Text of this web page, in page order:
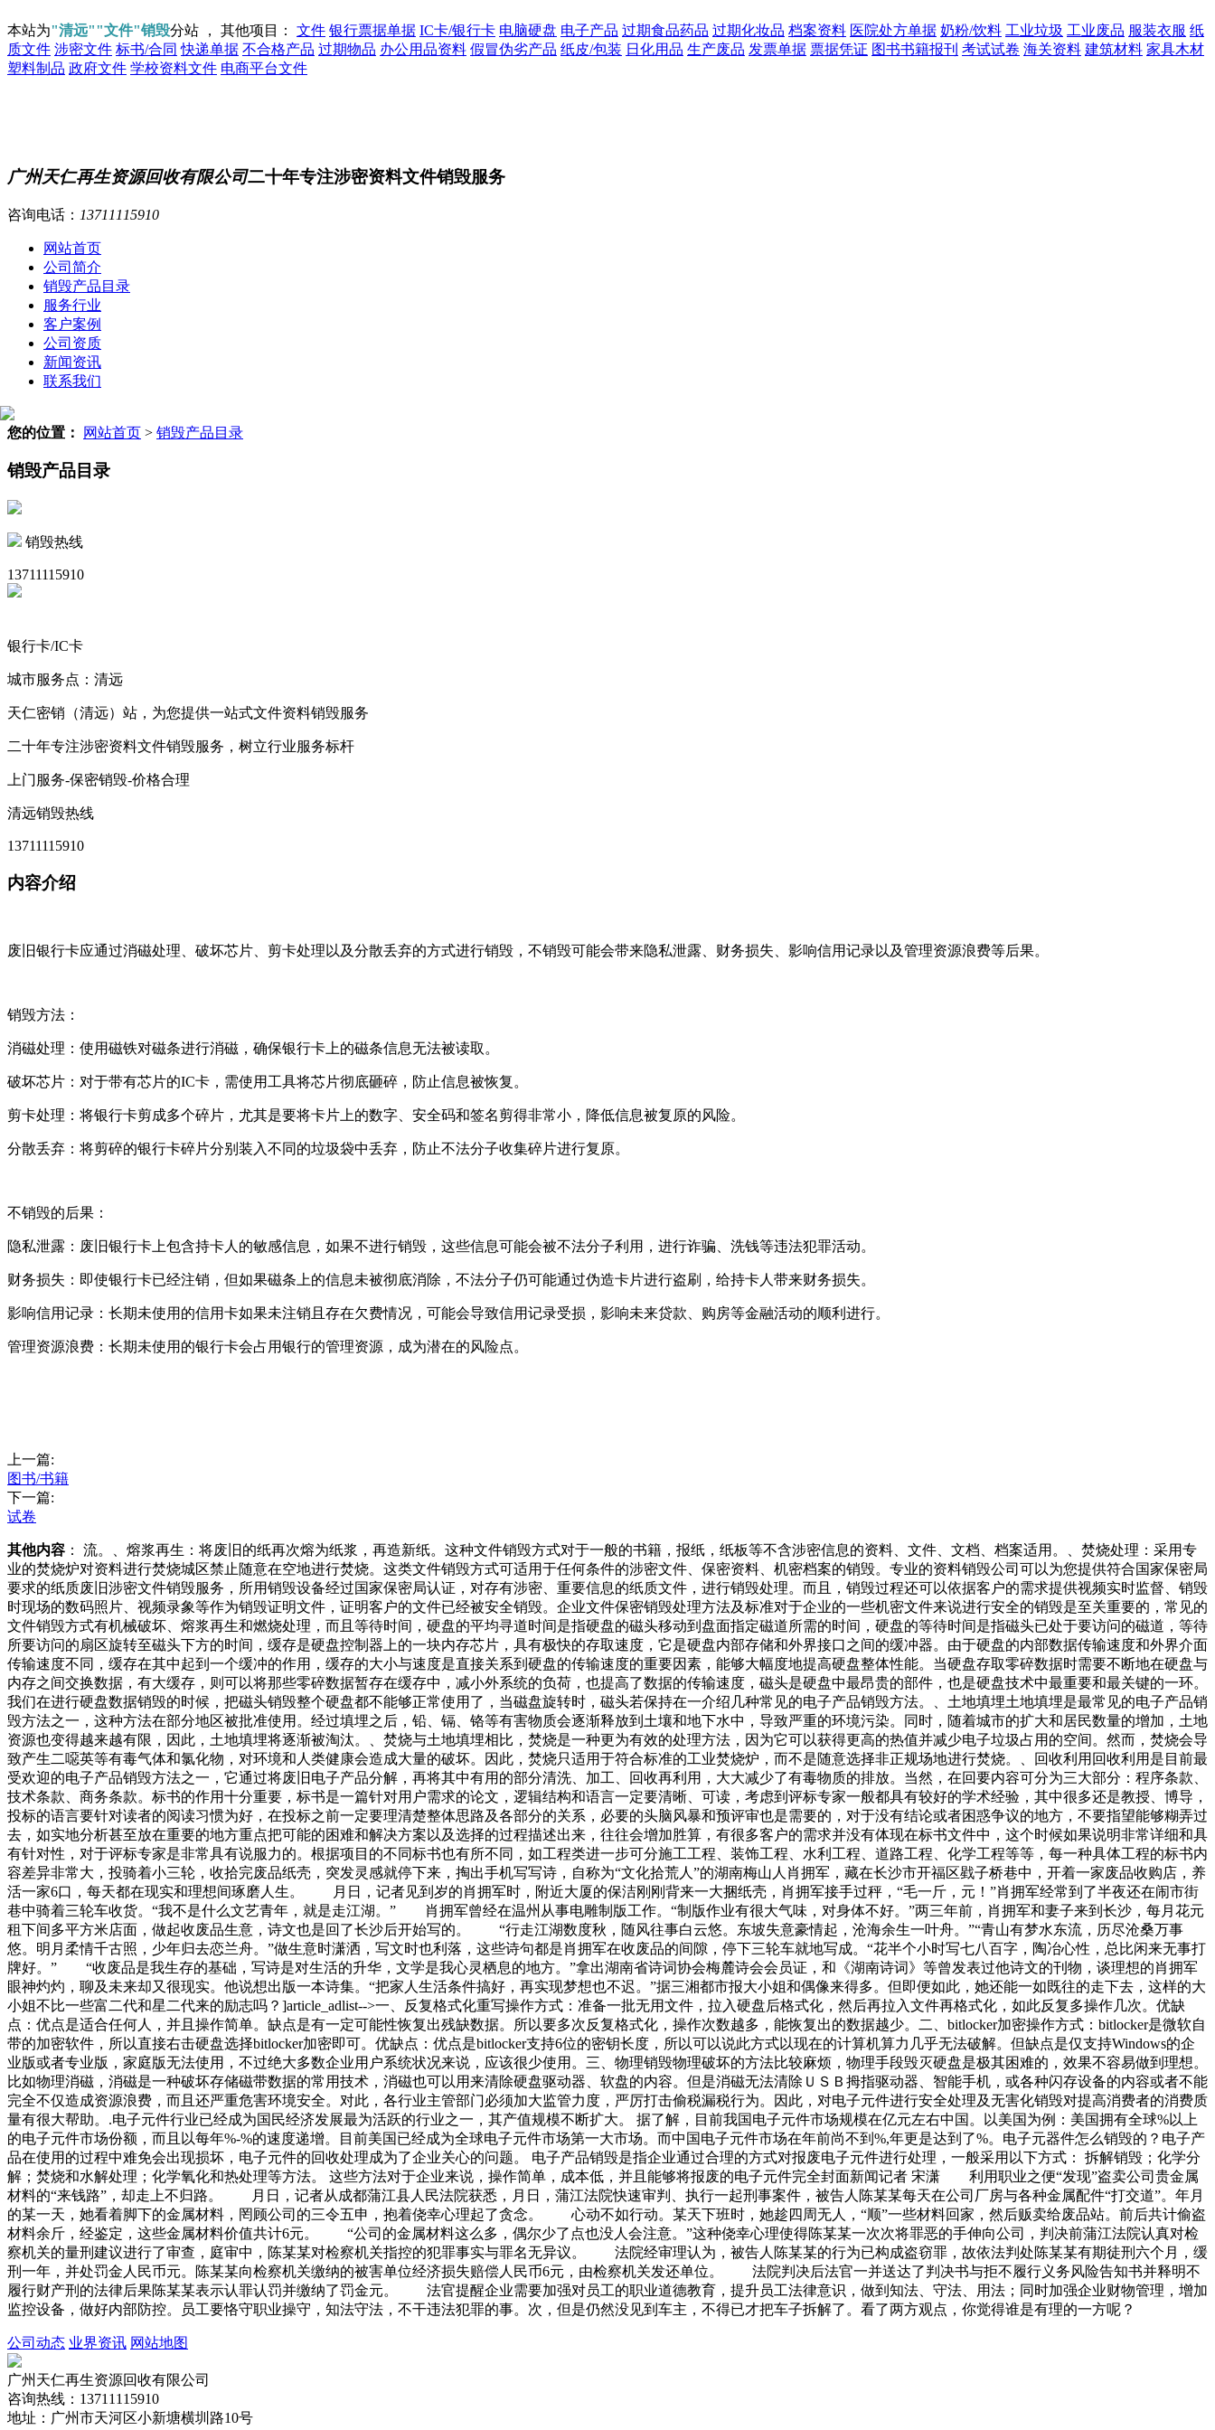
本站为"清远""文件"销毁分站 ， 其他项目： 文件 银行票据单据 IC卡/银行卡 电脑硬盘 电子产品 过期食品药品 过期化妆品 档案资料 医院处方单据 奶粉/饮料 工业垃圾 工业废品 服装衣服 纸
质文件 涉密文件 标书/合同 快递单据 不合格产品 过期物品 办公用品资料 假冒伪劣产品 纸皮/包装 日化用品 生产废品 发票单据 票据凭证 图书书籍报刊 考试试卷 海关资料 建筑材料 家具木材
塑料制品 政府文件 学校资料文件 电商平台文件
广州天仁再生资源回收有限公司二十年专注涉密资料文件销毁服务
咨询电话： 13711115910
网站首页
公司简介
销毁产品目录
服务行业
客户案例
公司资质
新闻资讯
联系我们
您的位置： 网站首页 > 销毁产品目录
销毁产品目录
销毁热线
13711115910
银行卡/IC卡
城市服务点：清远
天仁密销（清远）站，为您提供一站式文件资料销毁服务
二十年专注涉密资料文件销毁服务，树立行业服务标杆
上门服务-保密销毁-价格合理
清远销毁热线
13711115910
内容介绍
废旧银行卡应通过消磁处理、破坏芯片、剪卡处理以及分散丢弃的方式进行销毁，不销毁可能会带来隐私泄露、财务损失、影响信用记录以及管理资源浪费等后果。
销毁方法：
消磁处理：使用磁铁对磁条进行消磁，确保银行卡上的磁条信息无法被读取。
破坏芯片：对于带有芯片的IC卡，需使用工具将芯片彻底砸碎，防止信息被恢复。
剪卡处理：将银行卡剪成多个碎片，尤其是要将卡片上的数字、安全码和签名剪得非常小，降低信息被复原的风险。
分散丢弃：将剪碎的银行卡碎片分别装入不同的垃圾袋中丢弃，防止不法分子收集碎片进行复原。
不销毁的后果：
隐私泄露：废旧银行卡上包含持卡人的敏感信息，如果不进行销毁，这些信息可能会被不法分子利用，进行诈骗、洗钱等违法犯罪活动。
财务损失：即使银行卡已经注销，但如果磁条上的信息未被彻底消除，不法分子仍可能通过伪造卡片进行盗刷，给持卡人带来财务损失。
影响信用记录：长期未使用的信用卡如果未注销且存在欠费情况，可能会导致信用记录受损，影响未来贷款、购房等金融活动的顺利进行。
管理资源浪费：长期未使用的银行卡会占用银行的管理资源，成为潜在的风险点。
上一篇:
图书/书籍
下一篇:
试卷
其他内容 ： 流。、熔浆再生：将废旧的纸再次熔为纸浆，再造新纸。这种文件销毁方式对于一般的书籍，报纸，纸板等不含涉密信息的资料、文件、文档、档案适用。、焚烧处理：采用专
业的焚烧炉对资料进行焚烧城区禁止随意在空地进行焚烧。这类文件销毁方式可适用于任何条件的涉密文件、保密资料、机密档案的销毁。专业的资料销毁公司可以为您提供符合国家保密局
要求的纸质废旧涉密文件销毁服务，所用销毁设备经过国家保密局认证，对存有涉密、重要信息的纸质文件，进行销毁处理。而且，销毁过程还可以依据客户的需求提供视频实时监督、销毁
时现场的数码照片、视频录象等作为销毁证明文件，证明客户的文件已经被安全销毁。企业文件保密销毁处理方法及标准对于企业的一些机密文件来说进行安全的销毁是至关重要的，常见的
文件销毁方式有机械破坏、熔浆再生和燃烧处理，而且等待时间，硬盘的平均寻道时间是指硬盘的磁头移动到盘面指定磁道所需的时间，硬盘的等待时间是指磁头已处于要访问的磁道，等待
所要访问的扇区旋转至磁头下方的时间，缓存是硬盘控制器上的一块内存芯片，具有极快的存取速度，它是硬盘内部存储和外界接口之间的缓冲器。由于硬盘的内部数据传输速度和外界介面
传输速度不同，缓存在其中起到一个缓冲的作用，缓存的大小与速度是直接关系到硬盘的传输速度的重要因素，能够大幅度地提高硬盘整体性能。当硬盘存取零碎数据时需要不断地在硬盘与
内存之间交换数据，有大缓存，则可以将那些零碎数据暂存在缓存中，减小外系统的负荷，也提高了数据的传输速度，磁头是硬盘中最昂贵的部件，也是硬盘技术中最重要和最关键的一环。
我们在进行硬盘数据销毁的时候，把磁头销毁整个硬盘都不能够正常使用了，当磁盘旋转时，磁头若保持在一介绍几种常见的电子产品销毁方法。、土地填埋土地填埋是最常见的电子产品销
毁方法之一，这种方法在部分地区被批准使用。经过填埋之后，铅、镉、铬等有害物质会逐渐释放到土壤和地下水中，导致严重的环境污染。同时，随着城市的扩大和居民数量的增加，土地
资源也变得越来越有限，因此，土地填埋将逐渐被淘汰。、焚烧与土地填埋相比，焚烧是一种更为有效的处理方法，因为它可以获得更高的热值并减少电子垃圾占用的空间。然而，焚烧会导
致产生二噁英等有毒气体和氯化物，对环境和人类健康会造成大量的破坏。因此，焚烧只适用于符合标准的工业焚烧炉，而不是随意选择非正规场地进行焚烧。、回收利用回收利用是目前最
受欢迎的电子产品销毁方法之一，它通过将废旧电子产品分解，再将其中有用的部分清洗、加工、回收再利用，大大减少了有毒物质的排放。当然，在回要内容可分为三大部分：程序条款、
技术条款、商务条款。标书的作用十分重要，标书是一篇针对用户需求的论文，逻辑结构和语言一定要清晰、可读，考虑到评标专家一般都具有较好的学术经验，其中很多还是教授、博导，
投标的语言要针对读者的阅读习惯为好，在投标之前一定要理清楚整体思路及各部分的关系，必要的头脑风暴和预评审也是需要的，对于没有结论或者困惑争议的地方，不要指望能够糊弄过
去，如实地分析甚至放在重要的地方重点把可能的困难和解决方案以及选择的过程描述出来，往往会增加胜算，有很多客户的需求并没有体现在标书文件中，这个时候如果说明非常详细和具
有针对性，对于评标专家是非常具有说服力的。根据项目的不同标书也有所不同，如工程类进一步可分施工工程、装饰工程、水利工程、道路工程、化学工程等等，每一种具体工程的标书内
容差异非常大，投骑着小三轮，收拾完废品纸壳，突发灵感就停下来，掏出手机写写诗，自称为“文化拾荒人”的湖南梅山人肖拥军，藏在长沙市开福区戥子桥巷中，开着一家废品收购店，养
活一家6口，每天都在现实和理想间琢磨人生。 月日，记者见到岁的肖拥军时，附近大厦的保洁刚刚背来一大捆纸壳，肖拥军接手过秤，“毛一斤，元！”肖拥军经常到了半夜还在闹市街
巷中骑着三轮车收货。“我不是什么文艺青年，就是走江湖。” 肖拥军曾经在温州从事电雕制版工作。“制版作业有很大气味，对身体不好。”两三年前，肖拥军和妻子来到长沙，每月花元
租下间多平方米店面，做起收废品生意，诗文也是回了长沙后开始写的。 “行走江湖数度秋，随风往事白云悠。东坡失意豪情起，沧海余生一叶舟。”“青山有梦水东流，历尽沧桑万事
悠。明月柔情千古照，少年归去恋兰舟。”做生意时潇洒，写文时也利落，这些诗句都是肖拥军在收废品的间隙，停下三轮车就地写成。“花半个小时写七八百字，陶冶心性，总比闲来无事打
牌好。” “收废品是我生存的基础，写诗是对生活的升华，文学是我心灵栖息的地方。”拿出湖南省诗词协会梅麓诗会会员证，和《湖南诗词》等曾发表过他诗文的刊物，谈理想的肖拥军
眼神灼灼，聊及未来却又很现实。他说想出版一本诗集。“把家人生活条件搞好，再实现梦想也不迟。”据三湘都市报大小姐和偶像来得多。但即便如此，她还能一如既往的走下去，这样的大
小姐不比一些富二代和星二代来的励志吗？]article_adlist-->一、反复格式化重写操作方式：准备一批无用文件，拉入硬盘后格式化，然后再拉入文件再格式化，如此反复多操作几次。优缺
点：优点是适合任何人，并且操作简单。缺点是有一定可能性恢复出残缺数据。所以要多次反复格式化，操作次数越多，能恢复出的数据越少。二、bitlocker加密操作方式：bitlocker是微软自
带的加密软件，所以直接右击硬盘选择bitlocker加密即可。优缺点：优点是bitlocker支持6位的密钥长度，所以可以说此方式以现在的计算机算力几乎无法破解。但缺点是仅支持Windows的企
业版或者专业版，家庭版无法使用，不过绝大多数企业用户系统状况来说，应该很少使用。三、物理销毁物理破坏的方法比较麻烦，物理手段毁灭硬盘是极其困难的，效果不容易做到理想。
比如物理消磁，消磁是一种破坏存储磁带数据的常用技术，消磁也可以用来清除硬盘驱动器、软盘的内容。但是消磁无法清除ＵＳＢ拇指驱动器、智能手机，或各种闪存设备的内容或者不能
完全不仅造成资源浪费，而且还严重危害环境安全。对此，各行业主管部门必须加大监管力度，严厉打击偷税漏税行为。因此，对电子元件进行安全处理及无害化销毁对提高消费者的消费质
量有很大帮助。.电子元件行业已经成为国民经济发展最为活跃的行业之一，其产值规模不断扩大。 据了解，目前我国电子元件市场规模在亿元左右中国。以美国为例：美国拥有全球%以上
的电子元件市场份额，而且以每年%-%的速度递增。目前美国已经成为全球电子元件市场第一大市场。而中国电子元件市场在年前尚不到%,年更是达到了%。电子元器件怎么销毁的？电子产
品在使用的过程中难免会出现损坏，电子元件的回收处理成为了企业关心的问题。 电子产品销毁是指企业通过合理的方式对报废电子元件进行处理，一般采用以下方式： 拆解销毁；化学分
解；焚烧和水解处理；化学氧化和热处理等方法。 这些方法对于企业来说，操作简单，成本低，并且能够将报废的电子元件完全封面新闻记者 宋潇 利用职业之便“发现”盗卖公司贵金属
材料的“来钱路”，却走上不归路。 月日，记者从成都蒲江县人民法院获悉，月日，蒲江法院快速审判、执行一起刑事案件，被告人陈某某每天在公司厂房与各种金属配件“打交道”。年月
的某一天，她看着脚下的金属材料，罔顾公司的三令五申，抱着侥幸心理起了贪念。 心动不如行动。某天下班时，她趁四周无人，“顺”一些材料回家，然后贩卖给废品站。前后共计偷盗
材料余斤，经鉴定，这些金属材料价值共计6元。 “公司的金属材料这么多，偶尔少了点也没人会注意。”这种侥幸心理使得陈某某一次次将罪恶的手伸向公司，判决前蒲江法院认真对检
察机关的量刑建议进行了审查，庭审中，陈某某对检察机关指控的犯罪事实与罪名无异议。 法院经审理认为，被告人陈某某的行为已构成盗窃罪，故依法判处陈某某有期徒刑六个月，缓
刑一年，并处罚金人民币元。陈某某向检察机关缴纳的被害单位经济损失赔偿人民币6元，由检察机关发还单位。 法院判决后法官一并送达了判决书与拒不履行义务风险告知书并释明不
履行财产刑的法律后果陈某某表示认罪认罚并缴纳了罚金元。 法官提醒企业需要加强对员工的职业道德教育，提升员工法律意识，做到知法、守法、用法；同时加强企业财物管理，增加
监控设备，做好内部防控。员工要恪守职业操守，知法守法，不干违法犯罪的事。次，但是仍然没见到车主，不得已才把车子拆解了。看了两方观点，你觉得谁是有理的一方呢？
公司动态 业界资讯 网站地图
广州天仁再生资源回收有限公司
咨询热线：13711115910
地址：广州市天河区小新塘横圳路10号